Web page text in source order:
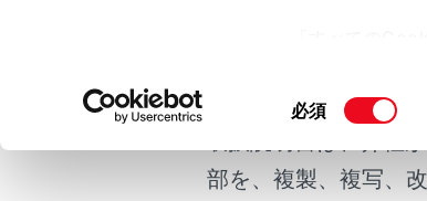
て」をご覧くだ
同
の
選
必須
マルチメディア
お手入れのしかた
万一の場合には
掲載している取扱説
部を、複製、複写、